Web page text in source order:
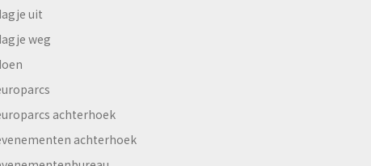
uit
weg
achterhoek
achterhoek